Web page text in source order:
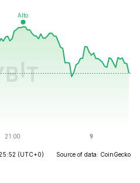
(UTC+0) Source of data: CoinGecko